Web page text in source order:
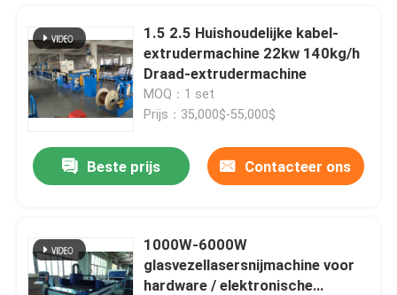
1.5 2.5 Huishoudelijke kabel-
extrudermachine 22kw 140kg/h
Draad-extrudermachine
MOQ：1 set
Prijs：35,000$-55,000$
Beste prijs Contacteer ons
1000W-6000W
glasvezellasersnijmachine voor
hardware / elektronische